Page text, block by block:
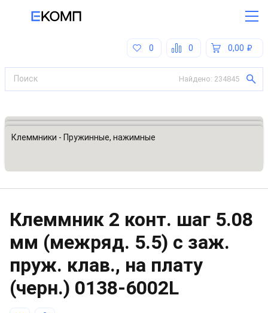
0,00
0
0
Найдено: 234845
Все категории
Разъемы, соединители
Клеммники - Пружинные, нажимные
Клеммник 2 конт. шаг 5.08
мм (межряд. 5.5) с заж.
пруж. клав., на плату
(черн.) 0138-6002L